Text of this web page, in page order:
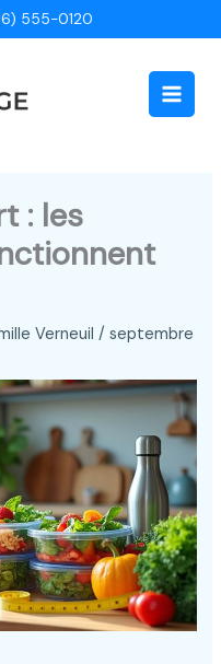
555-0120
Main
: les
Verneuil/septembre